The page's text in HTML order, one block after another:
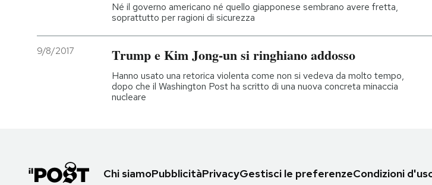
Né il governo americano né quello giapponese sembrano avere fretta,
soprattutto per ragioni di sicurezza
9/8/2017 Trump e Kim Jong-un si ringhiano addosso
Hanno usato una retorica violenta come non si vedeva da molto tempo,
dopo che il Washington Post ha scritto di una nuova concreta minaccia
nucleare
Chi siamoPubblicitàPrivacyGestisci le preferenzeCondizioni